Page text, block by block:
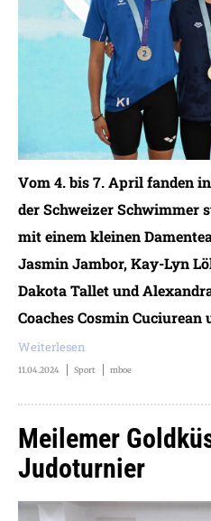
Vom 4. bis 7. April fanden
der Schweizer Schwimmer
mit einem kleinen
Jasmin Jambor, Kay-Lyn
Dakota Tallet und
Coaches Cosmin
Weiterlesen
11.04.2024 Sport mboe
Meilemer
Judoturnier